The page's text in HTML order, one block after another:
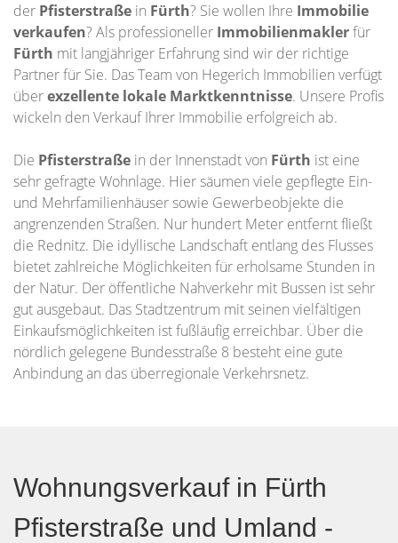
der Pfisterstraße in Fürth? Sie wollen Ihre Immobilie
verkaufen? Als professioneller Immobilienmaklerfür
Fürth mit langjähriger Erfahrung sind wir der richtige
Partner für Sie. Das Team von Hegerich Immobilien verfügt
überexzellente lokale Marktkenntnisse. Unsere Profis
wickeln den Verkauf Ihrer Immobilie erfolgreich ab.
Die Pfisterstraße in der Innenstadt von Fürth ist eine
sehr gefragte Wohnlage. Hier säumen viele gepflegte Ein-
und Mehrfamilienhäuser sowie Gewerbeobjekte die
angrenzenden Straßen. Nur hundert Meter entfernt fließt
die Rednitz. Die idyllische Landschaft entlang des Flusses
bietet zahlreiche Möglichkeiten für erholsame Stunden in
der Natur. Der öffentliche Nahverkehr mit Bussen ist sehr
gut ausgebaut. Das Stadtzentrum mit seinen vielfältigen
Einkaufsmöglichkeiten ist fußläufig erreichbar. Über die
nördlich gelegene Bundesstraße 8 besteht eine gute
Anbindung an das überregionale Verkehrsnetz.
Wohnungsverkauf in Fürth
Pfisterstraße und Umland -